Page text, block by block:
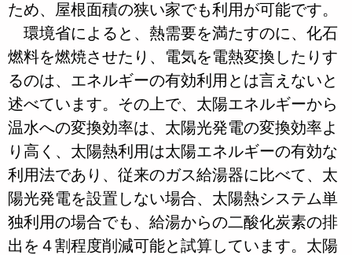
ため、屋根面積の狭い家でも利用が可能です。
環境省によると、熱需要を満たすのに、化石
燃料を燃焼させたり、電気を電熱変換したりす
るのは、エネルギーの有効利用とは言えないと
述べています。その上で、太陽エネルギーから
温水への変換効率は、太陽光発電の変換効率よ
り高く、太陽熱利用は太陽エネルギーの有効な
利用法であり、従来のガス給湯器に比べて、太
陽光発電を設置しない場合、太陽熱システム単
独利用の場合でも、給湯からの二酸化炭素の排
出を４割程度削減可能と試算しています。太陽